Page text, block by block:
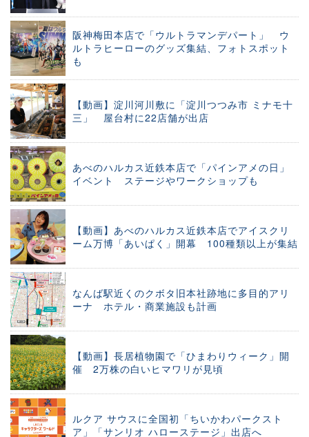
阪神梅田本店で「ウルトラマンデパート」 ウ
ルトラヒーローのグッズ集結、フォトスポット
も
【動画】淀川河川敷に「淀川つつみ市 ミナモ十
三」 屋台村に22店舗が出店
あべのハルカス近鉄本店で「パインアメの日」
イベント ステージやワークショップも
【動画】あべのハルカス近鉄本店でアイスクリ
ーム万博「あいぱく」開幕 100種類以上が集結
なんば駅近くのクボタ旧本社跡地に多目的アリ
ーナ ホテル・商業施設も計画
【動画】長居植物園で「ひまわりウィーク」開
催 2万株の白いヒマワリが見頃
ルクア サウスに全国初「ちいかわパークスト
ア」「サンリオ ハローステージ」出店へ